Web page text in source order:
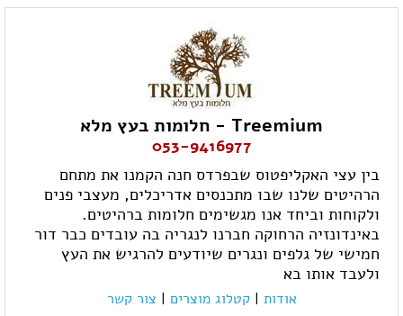
Treemium - חלומות בעץ מלא
053-9416977
בין עצי האקליפטוס שבפרדס חנה הקמנו את מתחם
הרהיטים שלנו שבו מתכנסים אדריכלים, מעצבי פנים
ולקוחות וביחד אנו מגשימים חלומות ברהיטים.
באינדונזיה הרחוקה חברנו לנגריה בה עובדים כבר דור
חמישי של גלפים ונגרים שיודעים להרגיש את העץ
ולעבד אותו בא
אודות | קטלוג מוצרים | צור קשר